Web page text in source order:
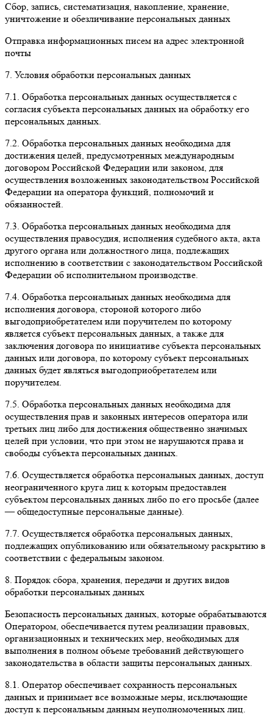
Сбор, запись, систематизация, накопление, хранение,
уничтожение и обезличивание персональных данных
Отправка информационных писем на адрес электронной
почты
7. Условия обработки персональных данных
7.1. Обработка персональных данных осуществляется с
согласия субъекта персональных данных на обработку его
персональных данных.
7.2. Обработка персональных данных необходима для
достижения целей, предусмотренных международным
договором Российской Федерации или законом, для
осуществления возложенных законодательством Российской
Федерации на оператора функций, полномочий и
обязанностей.
7.3. Обработка персональных данных необходима для
осуществления правосудия, исполнения судебного акта, акта
другого органа или должностного лица, подлежащих
исполнению в соответствии с законодательством Российской
Федерации об исполнительном производстве.
7.4. Обработка персональных данных необходима для
исполнения договора, стороной которого либо
выгодоприобретателем или поручителем по которому
является субъект персональных данных, а также для
заключения договора по инициативе субъекта персональных
данных или договора, по которому субъект персональных
данных будет являться выгодоприобретателем или
поручителем.
7.5. Обработка персональных данных необходима для
осуществления прав и законных интересов оператора или
третьих лиц либо для достижения общественно значимых
целей при условии, что при этом не нарушаются права и
свободы субъекта персональных данных.
7.6. Осуществляется обработка персональных данных, доступ
неограниченного круга лиц к которым предоставлен
субъектом персональных данных либо по его просьбе (далее
— общедоступные персональные данные).
7.7. Осуществляется обработка персональных данных,
подлежащих опубликованию или обязательному раскрытию в
соответствии с федеральным законом.
8. Порядок сбора, хранения, передачи и других видов
обработки персональных данных
Безопасность персональных данных, которые обрабатываются
Оператором, обеспечивается путем реализации правовых,
организационных и технических мер, необходимых для
выполнения в полном объеме требований действующего
законодательства в области защиты персональных данных.
8.1. Оператор обеспечивает сохранность персональных
данных и принимает все возможные меры, исключающие
доступ к персональным данным неуполномоченных лиц.